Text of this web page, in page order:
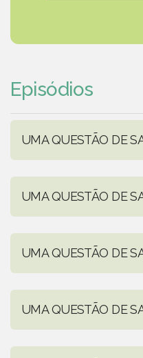
Episódios
UMA QUESTÃO DE
UMA QUESTÃO DE
UMA QUESTÃO DE
UMA QUESTÃO DE